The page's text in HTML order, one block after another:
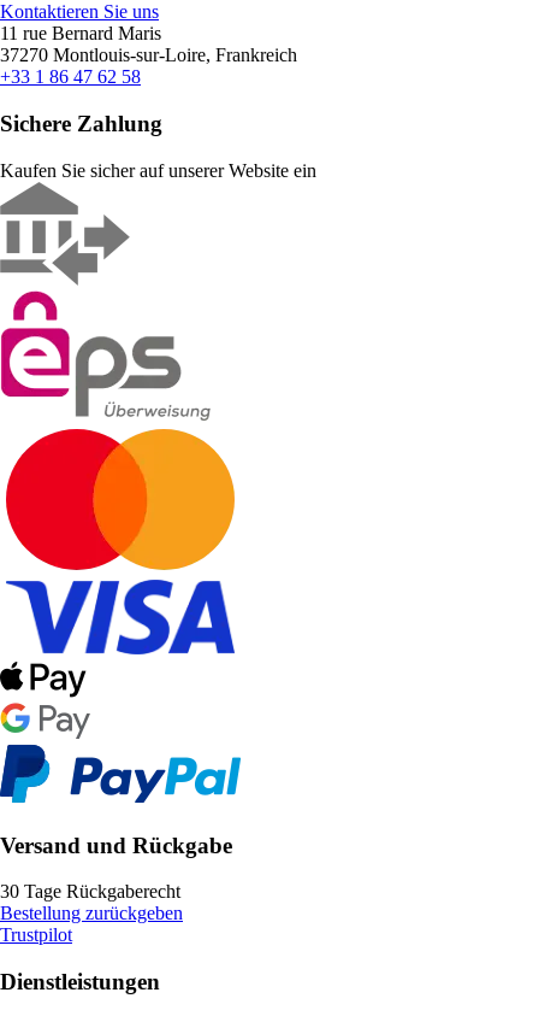
Kontaktieren Sie uns
11 rue Bernard Maris
37270 Montlouis-sur-Loire, Frankreich
+33 1 86 47 62 58
Sichere Zahlung
Kaufen Sie sicher auf unserer Website ein
Versand und Rückgabe
30 Tage Rückgaberecht
Bestellung zurückgeben
Trustpilot
Dienstleistungen